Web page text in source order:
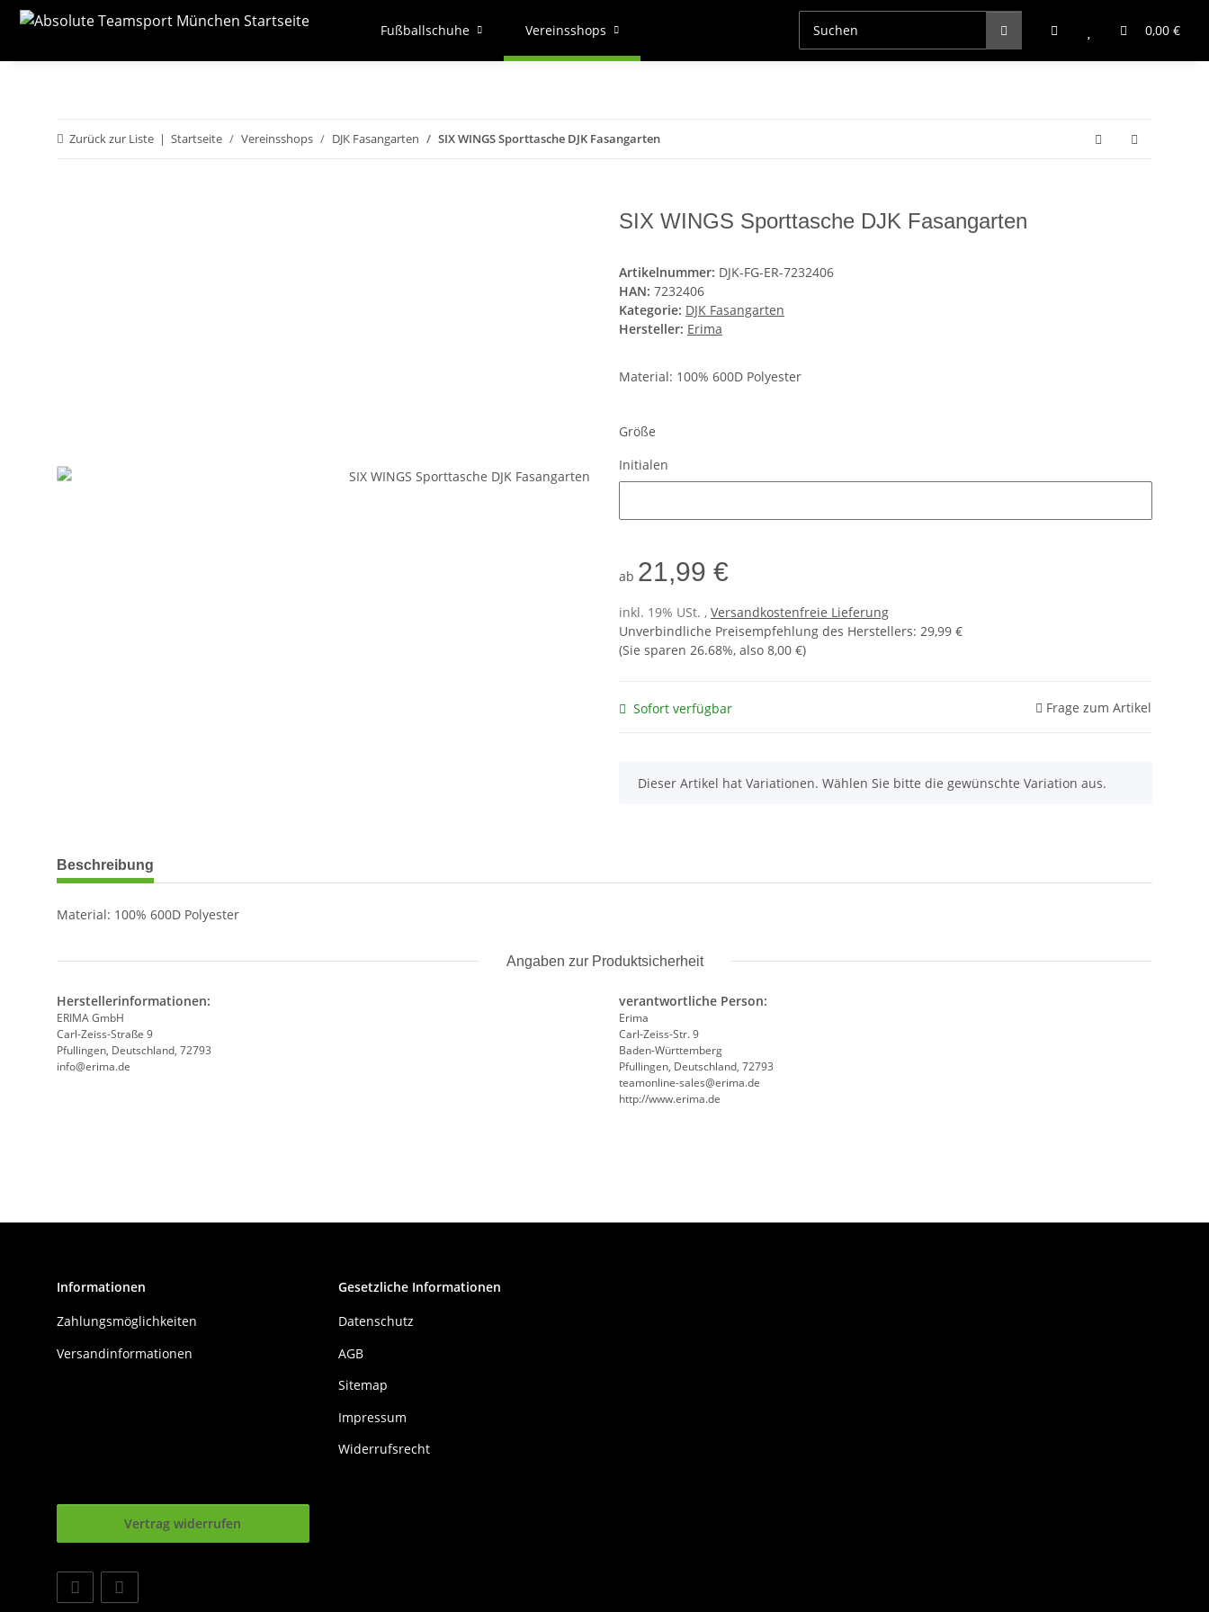
0,00 €
Fußballschuhe Vereinsshops
Zurück zur Liste Startseite Vereinsshops DJK Fasangarten SIX WINGS Sporttasche DJK Fasangarten
SIX WINGS Sporttasche DJK Fasangarten
Artikelnummer: DJK-FG-ER-7232406
HAN: 7232406
Kategorie: DJK Fasangarten
Hersteller: Erima
Material: 100% 600D Polyester
Größe
Initialen
ab 21,99 €
inkl. 19% USt. , Versandkostenfreie Lieferung
Unverbindliche Preisempfehlung des Herstellers: 29,99 €
(Sie sparen 26.68%, also 8,00 €)
Sofort verfügbar Frage zum Artikel
x
Dieser Artikel hat Variationen. Wählen Sie bitte die gewünschte Variation aus.
weitere Registerkarten anzeigen
Beschreibung
Material: 100% 600D Polyester
Angaben zur Produktsicherheit
Herstellerinformationen:
ERIMA GmbH
Carl-Zeiss-Straße 9
Pfullingen, Deutschland, 72793
info@erima.de
verantwortliche Person:
Erima
Carl-Zeiss-Str. 9
Baden-Württemberg
Pfullingen, Deutschland, 72793
teamonline-sales@erima.de
http://www.erima.de
Informationen
Zahlungsmöglichkeiten
Versandinformationen
Gesetzliche Informationen
Datenschutz
AGB
Sitemap
Impressum
Widerrufsrecht
Vertrag widerrufen